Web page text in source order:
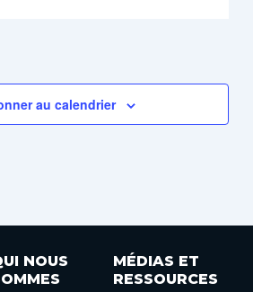
au calendrier
NOUS
MÉDIAS ET
RESSOURCES